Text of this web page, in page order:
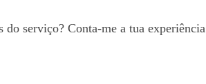
serviço? Conta-me a tua